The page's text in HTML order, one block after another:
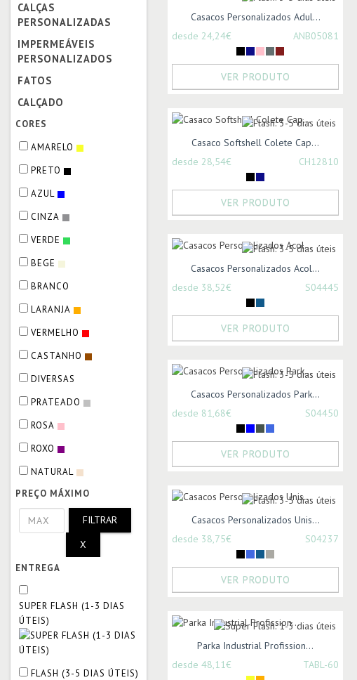
CALÇAS
PERSONALIZADAS
IMPERMEÁVEIS
PERSONALIZADOS
FATOS
CALÇADO
CORES
AMARELO
PRETO
AZUL
CINZA
VERDE
BEGE
BRANCO
LARANJA
VERMELHO
CASTANHO
DIVERSAS
PRATEADO
ROSA
ROXO
NATURAL
PREÇO MÁXIMO
FILTRAR
X
ENTREGA
SUPER FLASH (1-3 DIAS
ÚTEIS)
FLASH (3-5 DIAS ÚTEIS)
Casacos Personalizados Adul...
desde 24,24€
ANB05081
VER PRODUTO
Casaco Softshell Colete Cap...
desde 28,54€
CH12810
VER PRODUTO
Casacos Personalizados Acol...
desde 38,52€
S04445
VER PRODUTO
Casacos Personalizados Park...
desde 81,68€
S04450
VER PRODUTO
Casacos Personalizados Unis...
desde 38,75€
S04237
VER PRODUTO
Parka Industrial Profission...
desde 48,11€
TABL-60